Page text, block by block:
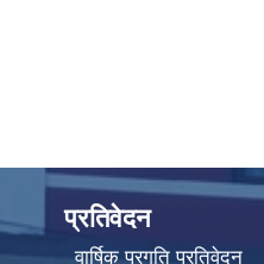
प्रतिवेदन
वार्षिक प्रगति प्रतिवेदन